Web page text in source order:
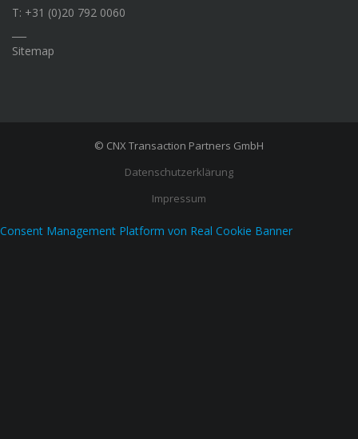
T: +31 (0)20 792 0060
Sitemap
© CNX Transaction Partners GmbH
Datenschutzerklärung
Impressum
Consent Management Platform von Real Cookie Banner